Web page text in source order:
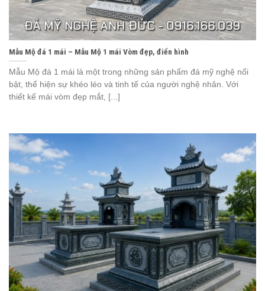
Mẫu Mộ đá 1 mái – Mẫu Mộ 1 mái Vòm đẹp, điển hình
Mẫu Mộ đá 1 mái là một trong những sản phẩm đá mỹ nghệ nổi
bật, thể hiện sự khéo léo và tinh tế của người nghệ nhân. Với
thiết kế mái vòm đẹp mắt, [...]